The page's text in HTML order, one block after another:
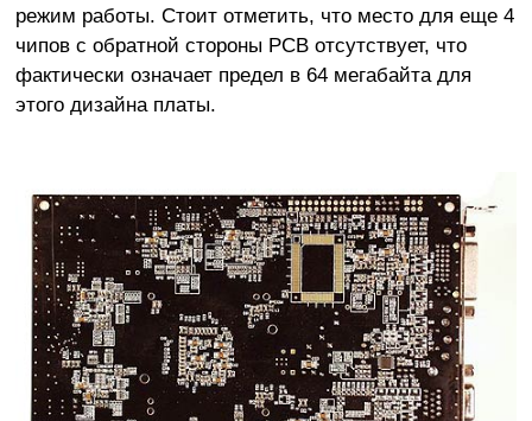
режим работы. Стоит отметить, что место для еще 4
чипов с обратной стороны PCB отсутствует, что
фактически означает предел в 64 мегабайта для
этого дизайна платы.